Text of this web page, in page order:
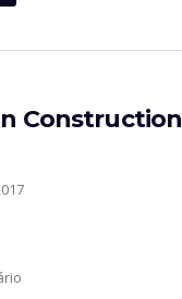
Construction